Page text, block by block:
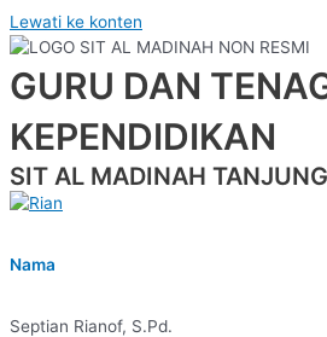
Lewati ke konten
GURU DAN
KEPENDIDIKAN
SIT AL MADINAH
Nama
Septian Rianof, S.Pd.